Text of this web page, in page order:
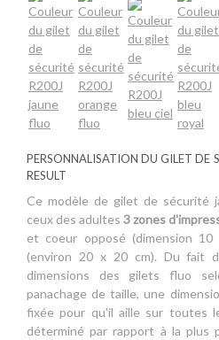
PERSONNALISATION DU GILET DE
RESULT
Ce modèle de gilet de sécurité
ceux des adultes3 zones
et coeur opposé (dimension
(environ 20 x 20 cm). Du fait
dimensions des gilets fluo
panachage de taille, une
fixée pour qu'il aille sur toutes
déterminé par rapport à la plus